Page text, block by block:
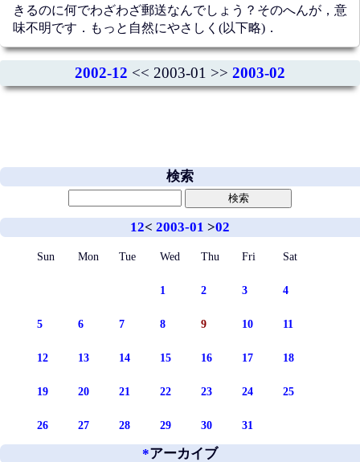
きるのに何でわざわざ郵送なんでしょう？そのへんが，意
味不明です．もっと自然にやさしく(以下略)．
2002-12 << 2003-01 >> 2003-02
検索
12< 2003-01 >02
Sun Mon Tue Wed Thu Fri Sat
1 2 3 4
5 6 7 8 9 10 11
12 13 14 15 16 17 18
19 20 21 22 23 24 25
26 27 28 29 30 31
*アーカイブ